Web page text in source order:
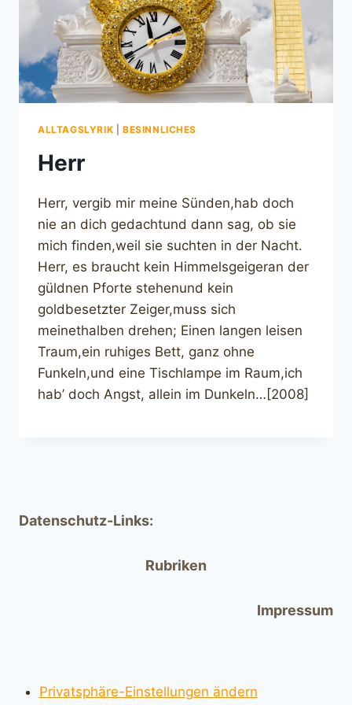
ALLTAGSLYRIK BESINNLICHES
Herr
Herr, vergib mir meine Sünden,hab doch
nie an dich gedachtund dann sag, ob sie
mich finden,weil sie suchten in der Nacht.
Herr, es braucht kein Himmelsgeigeran der
güldnen Pforte stehenund kein
goldbesetzter Zeiger,muss sich
meinethalben drehen; Einen langen leisen
Traum,ein ruhiges Bett, ganz ohne
Funkeln,und eine Tischlampe im Raum,ich
hab’ doch Angst, allein im Dunkeln…[2008]
Datenschutz-Links:
Rubriken
Impressum
Privatsphäre-Einstellungen ändern